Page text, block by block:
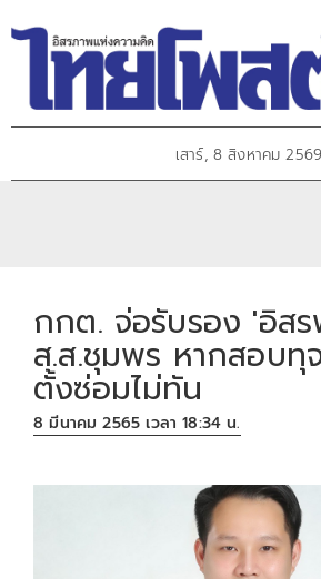
เสาร์, 8 สิงหาคม 2569
กกต. จ่อรับรอง 'อิส
ส.ส.ชุมพร หากสอบทุ
ตั้งซ่อมไม่ทัน
8 มีนาคม 2565 เวลา 18:34 น.